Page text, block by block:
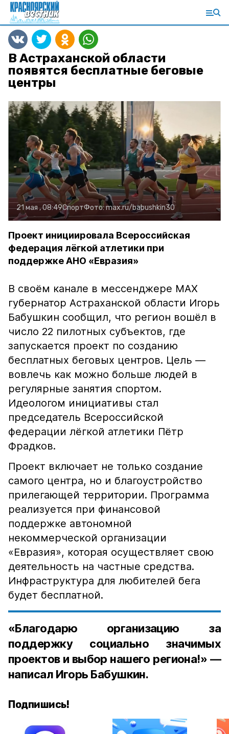
В Астраханской области
появятся бесплатные беговые
центры
21 мая , 08:49СпортФото:max.ru/babushkin30
Проект инициировала Всероссийская
федерация лёгкой атлетики при
поддержке АНО «Евразия»
В своём канале в мессенджере MAX
губернатор Астраханской области Игорь
Бабушкин сообщил, что регион вошёл в
число 22 пилотных субъектов, где
запускается проект по созданию
бесплатных беговых центров. Цель —
вовлечь как можно больше людей в
регулярные занятия спортом.
Идеологом инициативы стал
председатель Всероссийской
федерации лёгкой атлетики Пётр
Фрадков.
Проект включает не только создание
самого центра, но и благоустройство
прилегающей территории. Программа
реализуется при финансовой
поддержке автономной
некоммерческой организации
«Евразия», которая осуществляет свою
деятельность на частные средства.
Инфраструктура для любителей бега
будет бесплатной.
«Благодарю организацию за
поддержку социально значимых
проектов и выбор нашего региона!» —
написал Игорь Бабушкин.
Подпишись!